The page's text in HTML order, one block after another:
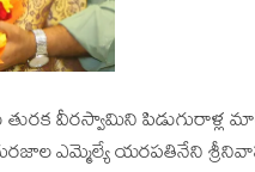
వీరస్వామిని పిడుగురాళ్ల
ఎమ్మెల్యే యరపతినేని